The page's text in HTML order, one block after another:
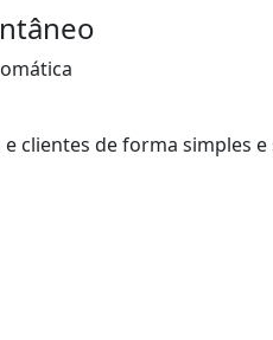
clientes de forma simples e